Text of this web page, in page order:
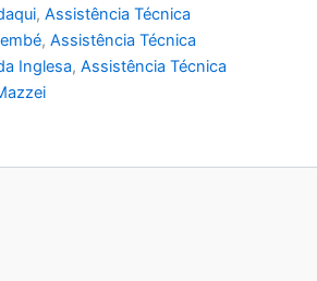
, Assistência Técnica
, Assistência Técnica
Inglesa, Assistência Técnica